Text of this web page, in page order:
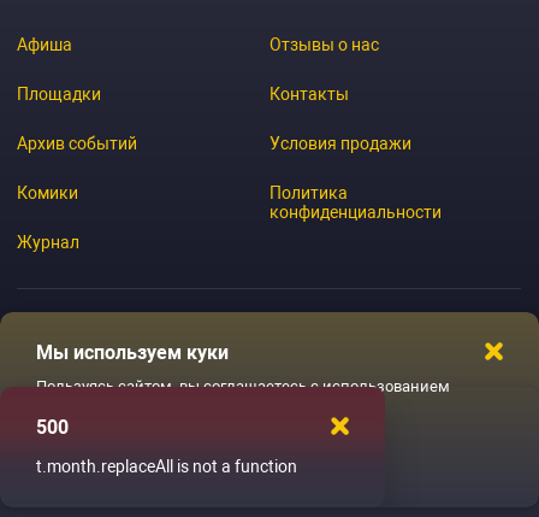
Афиша
Площадки
Архив событий
Комики
Журнал
Отзывы о нас
Контакты
Условия продажи
Политика
конфиденциальности
Мы используем куки
Пользуясь сайтом, вы соглашаетесь с использованием
Ладненько
500
t.month.replaceAll is not a function